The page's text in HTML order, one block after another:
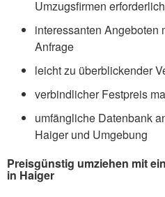
Umzugsfirmen erforderlich
interessanten Angeboten
Anfrage
leicht zu überblickender
verbindlicher Festpreis
umfängliche Datenbank
Haiger und Umgebung
Preisgünstig umziehen mit
in Haiger